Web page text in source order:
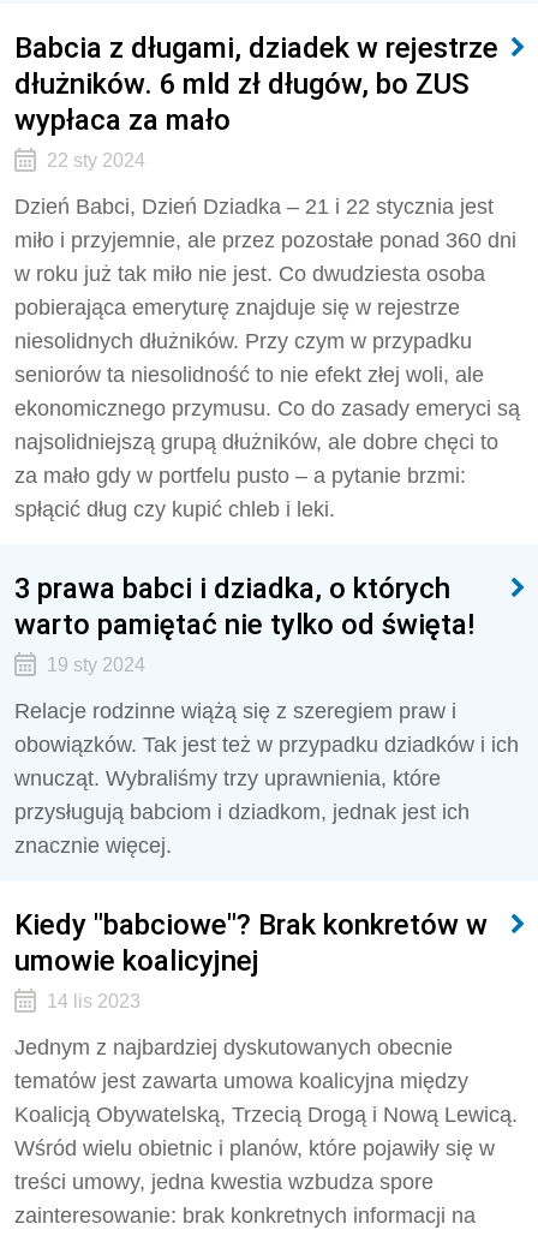
Babcia z długami, dziadek w rejestrze
dłużników. 6 mld zł długów, bo ZUS
wypłaca za mało
22 sty 2024
Dzień Babci, Dzień Dziadka – 21 i 22 stycznia jest
miło i przyjemnie, ale przez pozostałe ponad 360 dni
w roku już tak miło nie jest. Co dwudziesta osoba
pobierająca emeryturę znajduje się w rejestrze
niesolidnych dłużników. Przy czym w przypadku
seniorów ta niesolidność to nie efekt złej woli, ale
ekonomicznego przymusu. Co do zasady emeryci są
najsolidniejszą grupą dłużników, ale dobre chęci to
za mało gdy w portfelu pusto – a pytanie brzmi:
spłącić dług czy kupić chleb i leki.
3 prawa babci i dziadka, o których
warto pamiętać nie tylko od święta!
19 sty 2024
Relacje rodzinne wiążą się z szeregiem praw i
obowiązków. Tak jest też w przypadku dziadków i ich
wnucząt. Wybraliśmy trzy uprawnienia, które
przysługują babciom i dziadkom, jednak jest ich
znacznie więcej.
Kiedy "babciowe"? Brak konkretów w
umowie koalicyjnej
14 lis 2023
Jednym z najbardziej dyskutowanych obecnie
tematów jest zawarta umowa koalicyjna między
Koalicją Obywatelską, Trzecią Drogą i Nową Lewicą.
Wśród wielu obietnic i planów, które pojawiły się w
treści umowy, jedna kwestia wzbudza spore
zainteresowanie: brak konkretnych informacji na